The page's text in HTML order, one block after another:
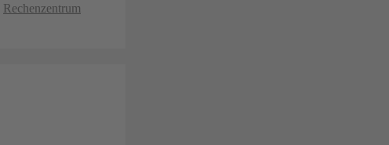
Rechenzentrum